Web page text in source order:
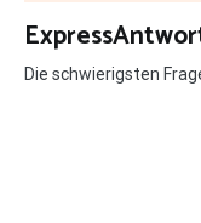
Zum
Inhalt
springen
Die schwierigsten